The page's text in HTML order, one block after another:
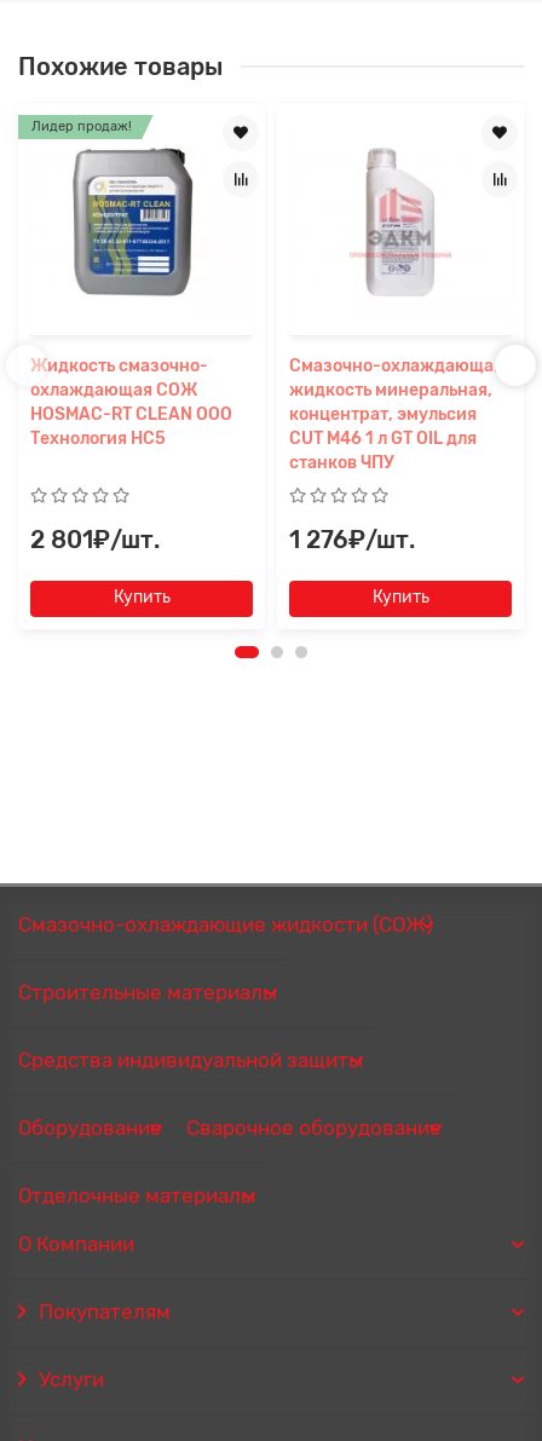
Похожие товары
Лидер продаж!
Жидкость смазочно-
охлаждающая СОЖ
HOSMAC-RT СLEAN ООО
Технология HС5
2 801₽/шт.
Купить
Смазочно-охлаждающая
жидкость минеральная,
концентрат, эмульсия
CUT M46 1 л GT OIL для
станков ЧПУ
1 276₽/шт.
Купить
Смазочно-охлаждающие жидкости (СОЖ)
Строительные материалы
Средства индивидуальной защиты
Оборудование Сварочное оборудование
Отделочные материалы
О Компании
Покупателям
Услуги